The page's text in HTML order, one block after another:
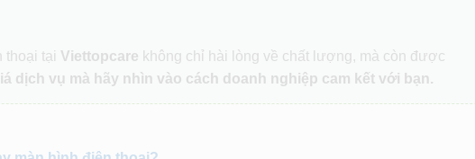
thoại tại Viettopcare không chỉ hài lòng về chất lượng, mà còn được
dịch vụ mà hãy nhìn vào cách doanh nghiệp cam kết với bạn.